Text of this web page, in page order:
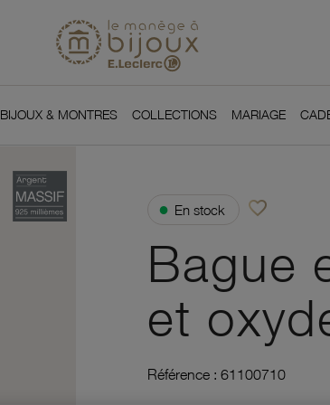
BIJOUX & MONTRES COLLECTIONS MARIAGE
● En stock favorite_borderAjouter à vos
Bague
et
Référence : 61100710